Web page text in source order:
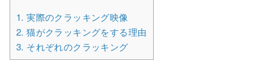
1. 実際のクラッキング映像
2. 猫がクラッキングをする理由
3. それぞれのクラッキング